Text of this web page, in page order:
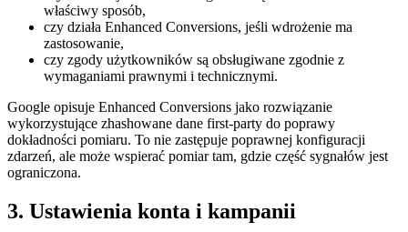
właściwy sposób,
czy działa Enhanced Conversions, jeśli wdrożenie ma
zastosowanie,
czy zgody użytkowników są obsługiwane zgodnie z
wymaganiami prawnymi i technicznymi.
Google opisuje Enhanced Conversions jako rozwiązanie
wykorzystujące zhashowane dane first-party do poprawy
dokładności pomiaru. To nie zastępuje poprawnej konfiguracji
zdarzeń, ale może wspierać pomiar tam, gdzie część sygnałów jest
ograniczona.
3. Ustawienia konta i kampanii